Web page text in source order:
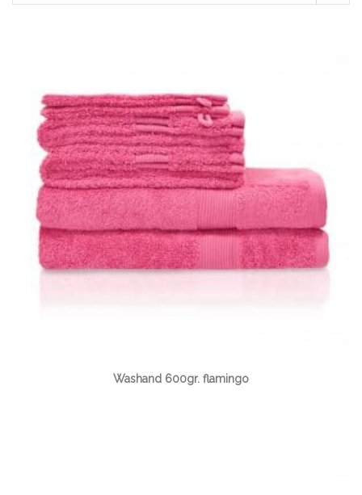
Washand 600gr. flamingo